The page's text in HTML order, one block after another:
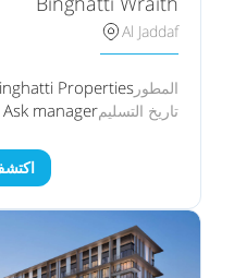
Al Jaddaf
المطور Properties
تاريخ التسليمAsk manager